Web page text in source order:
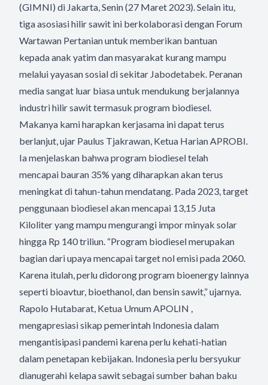
(GIMNI) di Jakarta, Senin (27 Maret 2023). Selain itu,
tiga asosiasi hilir sawit ini berkolaborasi dengan Forum
Wartawan Pertanian untuk memberikan bantuan
kepada anak yatim dan masyarakat kurang mampu
melalui yayasan sosial di sekitar Jabodetabek. Peranan
media sangat luar biasa untuk mendukung berjalannya
industri hilir sawit termasuk program biodiesel.
Makanya kami harapkan kerjasama ini dapat terus
berlanjut, ujar Paulus Tjakrawan, Ketua Harian APROBI
Ia menjelaskan bahwa program biodiesel telah
mencapai bauran 35% yang diharapkan akan terus
meningkat di tahun-tahun mendatang. Pada 2023, target
penggunaan biodiesel akan mencapai 13,15 Juta
Kiloliter yang mampu mengurangi impor minyak solar
hingga Rp 140 triliun. “Program biodiesel merupakan
bagian dari upaya mencapai target nol emisi pada 2060.
Karena itulah, perlu didorong program bioenergy lainnya
seperti bioavtur, bioethanol, dan bensin sawit,” ujarnya.
Rapolo Hutabarat, Ketua Umum APOLIN ,
mengapresiasi sikap pemerintah Indonesia dalam
mengantisipasi pandemi karena perlu kehati-hatian
dalam penetapan kebijakan. Indonesia perlu bersyukur
dianugerahi kelapa sawit sebagai sumber bahan baku